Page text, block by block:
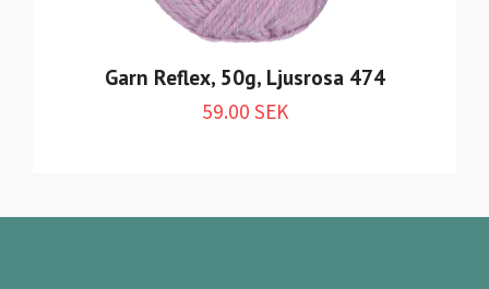
Garn Reflex, 50g, Ljusrosa 474
59.00 SEK